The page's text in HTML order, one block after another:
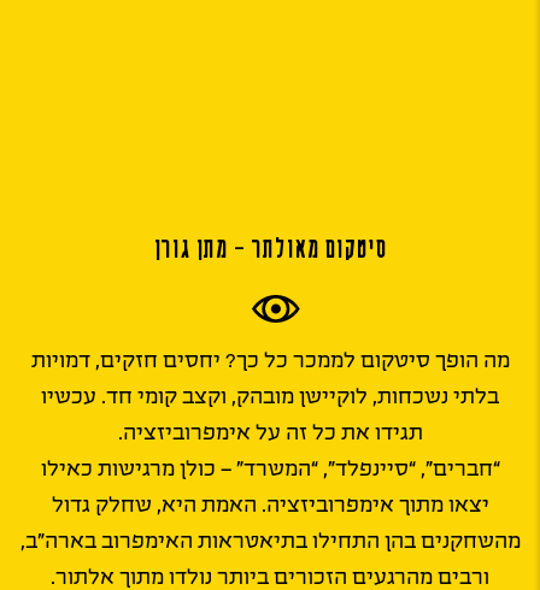
סיטקום מאולתר – מתן גורן
מה הופך סיטקום לממכר כל כך? יחסים חזקים, דמויות
בלתי נשכחות, לוקיישן מובהק, וקצב קומי חד. עכשיו
תגידו את כל זה על אימפרוביזציה.
“חברים”, “סיינפלד”, “המשרד” – כולן מרגישות כאילו
יצאו מתוך אימפרוביזציה. האמת היא, שחלק גדול
מהשחקנים בהן התחילו בתיאטראות האימפרוב בארה”ב,
ורבים מהרגעים הזכורים ביותר נולדו מתוך אלתור.